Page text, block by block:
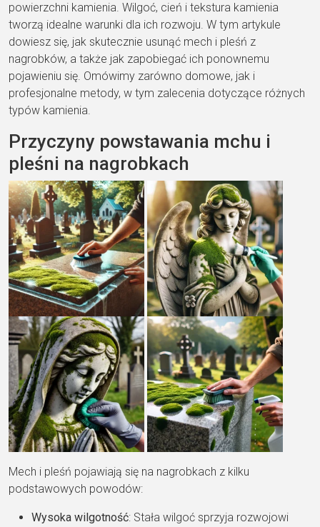
powierzchni kamienia. Wilgoć, cień i tekstura kamienia
tworzą idealne warunki dla ich rozwoju. W tym artykule
dowiesz się, jak skutecznie usunąć mech i pleśń z
nagrobków, a także jak zapobiegać ich ponownemu
pojawieniu się. Omówimy zarówno domowe, jak i
profesjonalne metody, w tym zalecenia dotyczące różnych
typów kamienia.
Przyczyny powstawania mchu i
pleśni na nagrobkach
Mech i pleśń pojawiają się na nagrobkach z kilku
podstawowych powodów:
Wysoka wilgotność: Stała wilgoć sprzyja rozwojowi